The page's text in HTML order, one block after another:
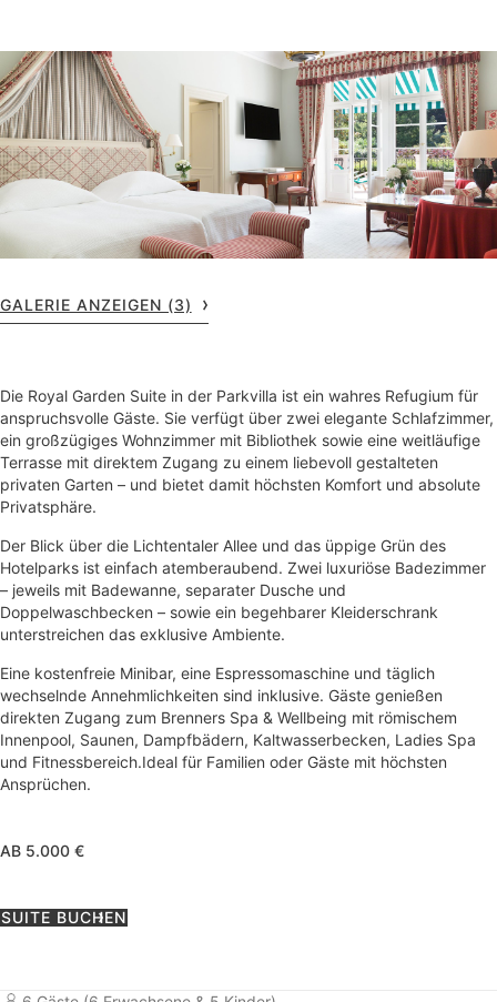
GALERIE ANZEIGEN (3)
Die Royal Garden Suite in der Parkvilla ist ein wahres Refugium für
anspruchsvolle Gäste. Sie verfügt über zwei elegante Schlafzimmer,
ein großzügiges Wohnzimmer mit Bibliothek sowie eine weitläufige
Terrasse mit direktem Zugang zu einem liebevoll gestalteten
privaten Garten – und bietet damit höchsten Komfort und absolute
Privatsphäre.
Der Blick über die Lichtentaler Allee und das üppige Grün des
Hotelparks ist einfach atemberaubend. Zwei luxuriöse Badezimmer
– jeweils mit Badewanne, separater Dusche und
Doppelwaschbecken – sowie ein begehbarer Kleiderschrank
unterstreichen das exklusive Ambiente.
Eine kostenfreie Minibar, eine Espressomaschine und täglich
wechselnde Annehmlichkeiten sind inklusive. Gäste genießen
direkten Zugang zum Brenners Spa & Wellbeing mit römischem
Innenpool, Saunen, Dampfbädern, Kaltwasserbecken, Ladies Spa
und Fitnessbereich.Ideal für Familien oder Gäste mit höchsten
Ansprüchen.
AB 5.000 €
SUITE BUCHEN